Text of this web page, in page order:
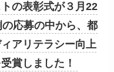
の表彰式が３月22
応募の中から、都
アリテラシー向上
賞しました！